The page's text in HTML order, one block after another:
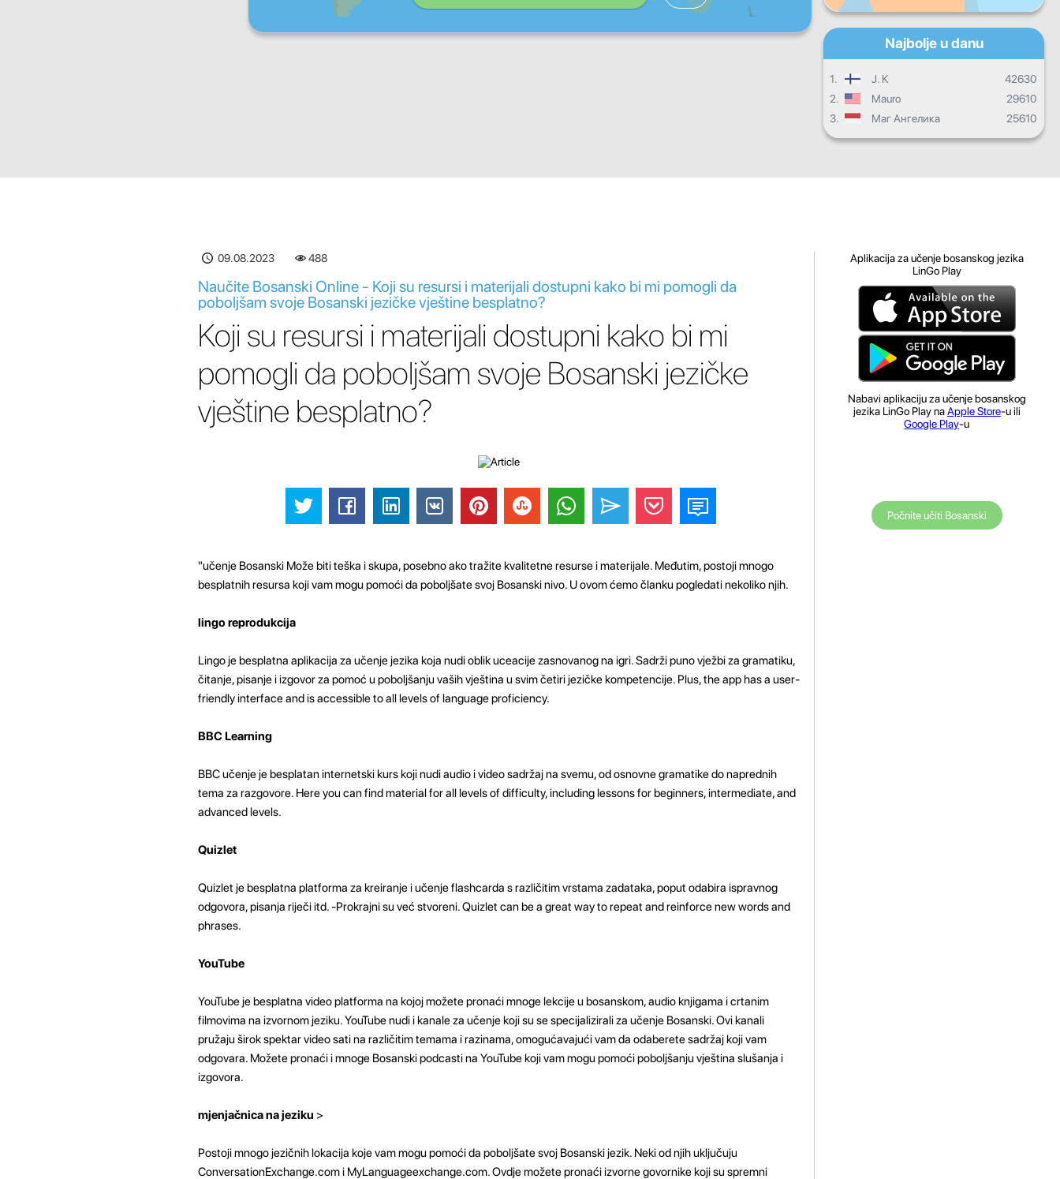
Najbolje u danu
1. J. K
42630
2.
Mauro
29610
3.
Маг Ангелика 25610
09.08.2023 488
Naučite Bosanski Online - Koji su resursi i materijali dostupni kako bi mi pomogli da
poboljšam svoje Bosanski jezičke vještine besplatno?
Koji su resursi i materijali dostupni kako bi mi
pomogli da poboljšam svoje Bosanski jezičke
vještine besplatno?
"učenje Bosanski Može biti teška i skupa, posebno ako tražite kvalitetne resurse i materijale. Međutim, postoji mnogo
besplatnih resursa koji vam mogu pomoći da poboljšate svoj Bosanski nivo. U ovom ćemo članku pogledati nekoliko njih.
lingo reprodukcija
Lingo je besplatna aplikacija za učenje jezika koja nudi oblik uceacije zasnovanog na igri. Sadrži puno vježbi za gramatiku,
čitanje, pisanje i izgovor za pomoć u poboljšanju vaših vještina u svim četiri jezičke kompetencije. Plus, the app has a user-
friendly interface and is accessible to all levels of language proficiency.
BBC Learning
BBC učenje je besplatan internetski kurs koji nudi audio i video sadržaj na svemu, od osnovne gramatike do naprednih
tema za razgovore. Here you can find material for all levels of difficulty, including lessons for beginners, intermediate, and
advanced levels.
Quizlet
Quizlet je besplatna platforma za kreiranje i učenje flashcarda s različitim vrstama zadataka, poput odabira ispravnog
odgovora, pisanja riječi itd. -Prokrajni su već stvoreni. Quizlet can be a great way to repeat and reinforce new words and
phrases.
YouTube
YouTube je besplatna video platforma na kojoj možete pronaći mnoge lekcije u bosanskom, audio knjigama i crtanim
filmovima na izvornom jeziku. YouTube nudi i kanale za učenje koji su se specijalizirali za učenje Bosanski. Ovi kanali
pružaju širok spektar video sati na različitim temama i razinama, omogućavajući vam da odaberete sadržaj koji vam
odgovara. Možete pronaći i mnoge Bosanski podcasti na YouTube koji vam mogu pomoći poboljšanju vještina slušanja i
izgovora.
mjenjačnica na jeziku >
Postoji mnogo jezičnih lokacija koje vam mogu pomoći da poboljšate svoj Bosanski jezik. Neki od njih uključuju
ConversationExchange.com i MyLanguageexchange.com. Ovdje možete pronaći izvorne govornike koji su spremni
Aplikacija za učenje bosanskog jezika
LinGo Play
Nabavi aplikaciju za učenje bosanskog
jezika LinGo Play naApple Store-u ili
Google Play-u
Počnite učiti Bosanski